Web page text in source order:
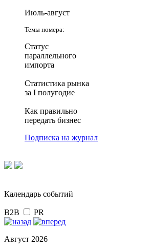
Июль-август
Темы номера:
Статус
параллельного
импорта
Статистика рынка
за I полугодие
Как правильно
передать бизнес
Подписка на журнал
Календарь событий
B2B PR
Август 2026